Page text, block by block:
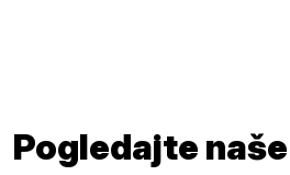
Pogledajte naše